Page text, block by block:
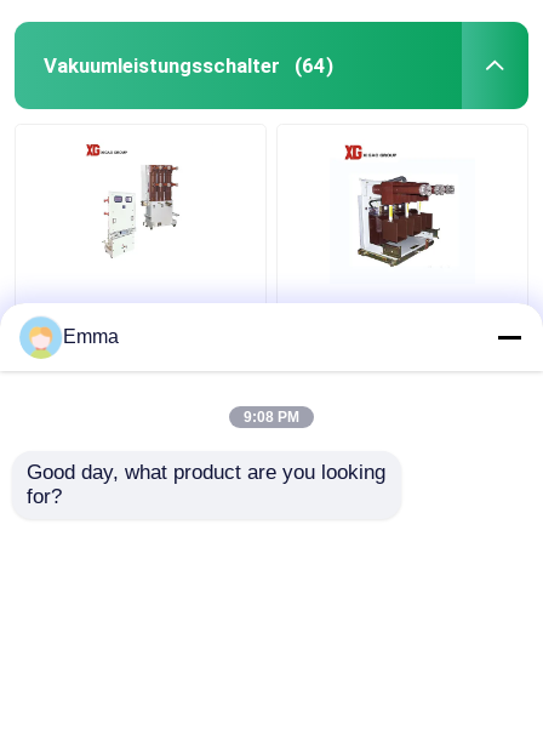
Vakuumleistungsschalter (64)
Leistungsschalter des
Vakuum40.5kv
Emma
9:08 PM
Good day, what product are you looking
for?